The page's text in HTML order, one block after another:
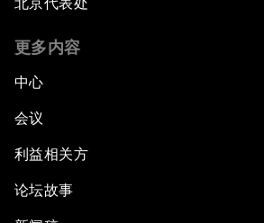
北京代表处
更多内容
中心
会议
利益相关方
论坛故事